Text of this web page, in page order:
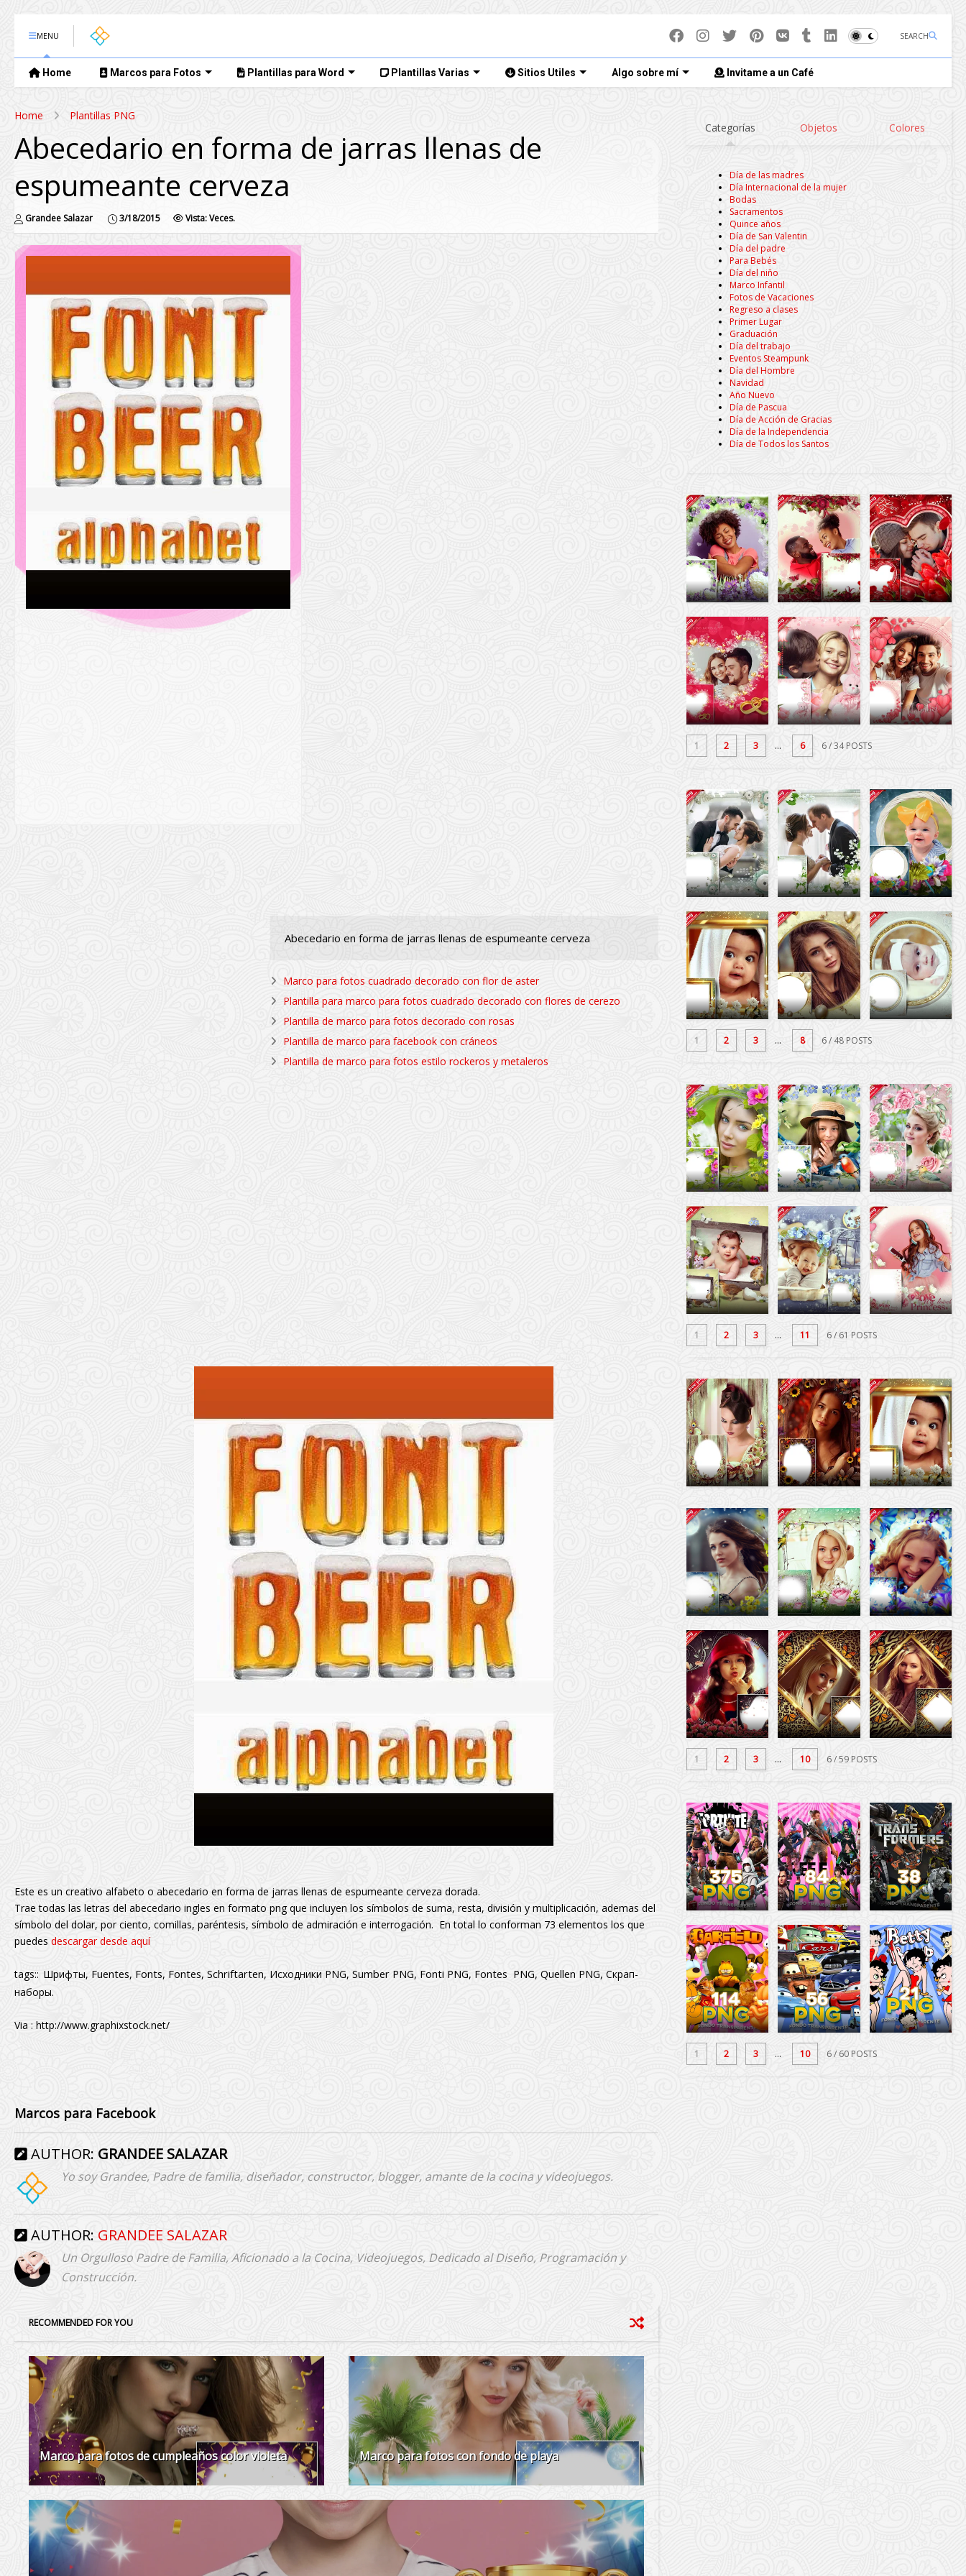
MENU SEARCH
Home Marcos para Fotos Plantillas para Word Plantillas Varias Sitios Utiles Algo sobre mí Invitame a un Café
Home Plantillas PNG
Abecedario en forma de jarras llenas de
espumeante cerveza
Grandee Salazar 3/18/2015 Vista:Veces.
Abecedario en forma de jarras llenas de espumeante cerveza
Marco para fotos cuadrado decorado con flor de aster
Plantilla para marco para fotos cuadrado decorado con flores de cerezo
Plantilla de marco para fotos decorado con rosas
Plantilla de marco para facebook con cráneos
Plantilla de marco para fotos estilo rockeros y metaleros
Este es un creativo alfabeto o abecedario en forma de jarras llenas de espumeante cerveza dorada.
Trae todas las letras del abecedario ingles en formato png que incluyen los símbolos de suma, resta, división y multiplicación, ademas del
símbolo del dolar, por ciento, comillas, paréntesis, símbolo de admiración e interrogación. En total lo conforman 73 elementos los que
puedes descargar desde aquí
tags:: Шрифты, Fuentes, Fonts, Fontes, Schriftarten, Исходники PNG, Sumber PNG, Fonti PNG, Fontes PNG, Quellen PNG, Скрап-
наборы.
Via : http://www.graphixstock.net/
Marcos para Facebook
AUTHOR: GRANDEE SALAZAR
Yo soy Grandee, Padre de familia, diseñador, constructor, blogger, amante de la cocina y videojuegos.
AUTHOR: GRANDEE SALAZAR
Un Orgulloso Padre de Familia, Aficionado a la Cocina, Videojuegos, Dedicado al Diseño, Programación y
Construcción.
RECOMMENDED FOR YOU
Marco para fotos de cumpleaños color violeta Marco para fotos con fondo de playa
Categorías Objetos Colores
Día de las madres
Día Internacional de la mujer
Bodas
Sacramentos
Quince años
Día de San Valentin
Día del padre
Para Bebés
Día del niño
Marco Infantil
Fotos de Vacaciones
Regreso a clases
Primer Lugar
Graduación
Día del trabajo
Eventos Steampunk
Día del Hombre
Navidad
Año Nuevo
Día de Pascua
Día de Acción de Gracias
Día de la Independencia
Día de Todos los Santos
1 2 3 ... 6 6/ 34 POSTS
1 2 3 ... 8 6/ 48 POSTS
1 2 3 ... 11 6/ 61 POSTS
1 2 3 ... 10 6/ 59 POSTS
1 2 3 ... 10 6/ 60 POSTS